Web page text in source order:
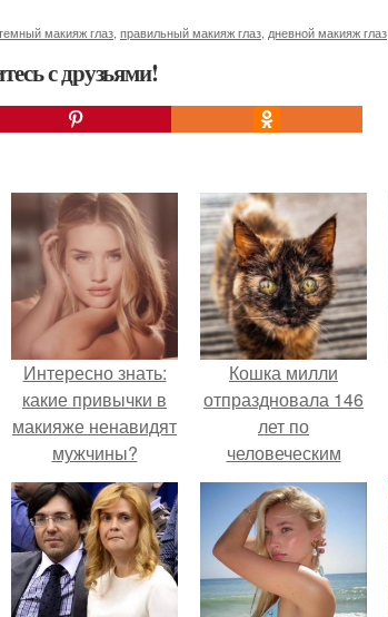
макияж глаз правильный макияж глаз дневной макияж глаз
с друзьями!
Интересно знать:
какие привычки в
макияже ненавидят
мужчины?
Кошка милли
отпраздновала 146
лет по
человеческим
Меркам и
претендует на
звание самой
старой в мире.